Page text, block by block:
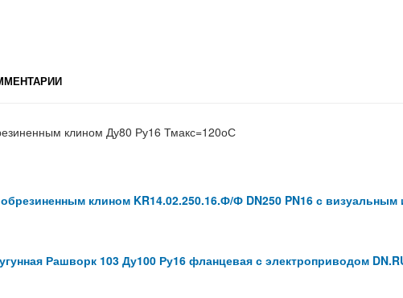
клином Ду80 Ру16 Тмакс=120оС
клином KR14.02.250.16.Ф/Ф DN250 PN16 с
Рашворк 103 Ду100 Ру16 фланцевая с электроприводом